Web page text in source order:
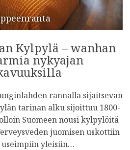
Kylpylä – wanhan
nykyajan
rannalla sijaitsevan
tarinan alku sijoittuu 1800-
Suomeen nousi kylpylöitä
juomisen uskottiin
useimpiin yleisiin…